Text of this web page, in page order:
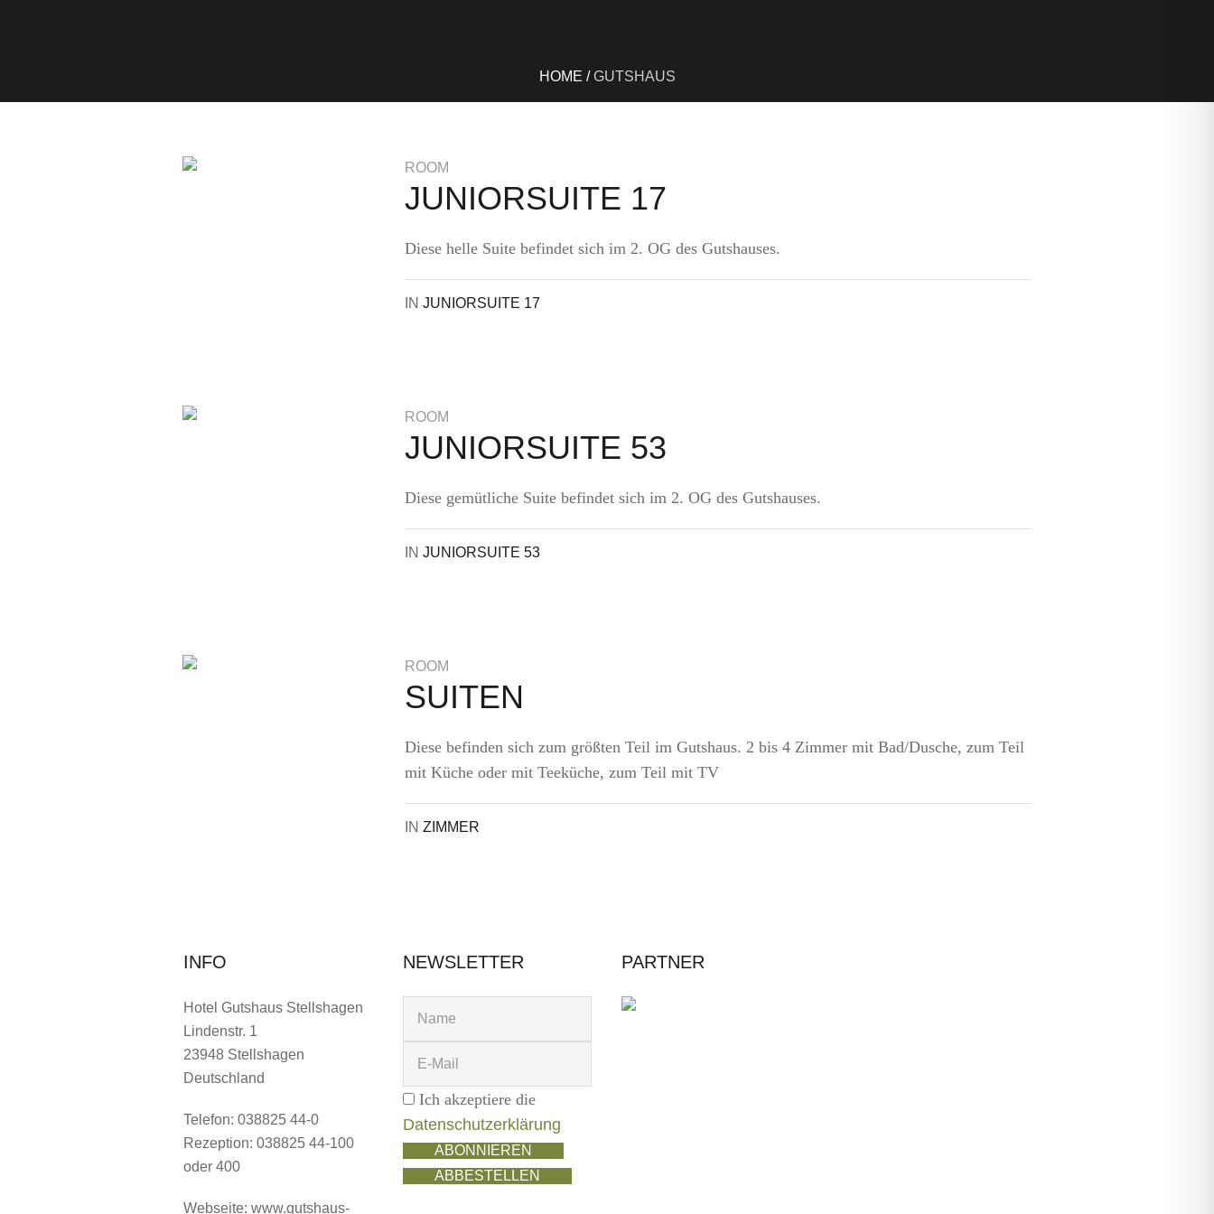
HOME /GUTSHAUS
ROOM
JUNIORSUITE 17
Diese helle Suite befindet sich im 2. OG des Gutshauses.
INJUNIORSUITE 17
ROOM
JUNIORSUITE 53
Diese gemütliche Suite befindet sich im 2. OG des Gutshauses.
INJUNIORSUITE 53
ROOM
SUITEN
Diese befinden sich zum größten Teil im Gutshaus. 2 bis 4 Zimmer mit Bad/Dusche, zum Teil
mit Küche oder mit Teeküche, zum Teil mit TV
INZIMMER
INFO
Hotel Gutshaus Stellshagen
Lindenstr. 1
23948 Stellshagen
Deutschland
Telefon: 038825 44-0
Rezeption: 038825 44-100
oder 400
Webseite: www.gutshaus-
NEWSLETTER
Ich akzeptiere die
Datenschutzerklärung
ABONNIEREN
ABBESTELLEN
PARTNER